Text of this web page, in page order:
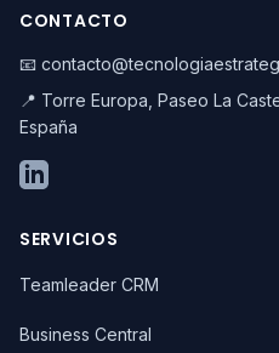
CONTACTO
📧
📍 Torre Europa, Paseo La
España
SERVICIOS
Teamleader CRM
Business Central